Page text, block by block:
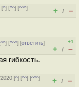
[^] [^^] [^^^]
+ / –
^^] [^^^] [ответить]
+1
+ / –
гибкость.
[^] [^^] [^^^]
+ / –